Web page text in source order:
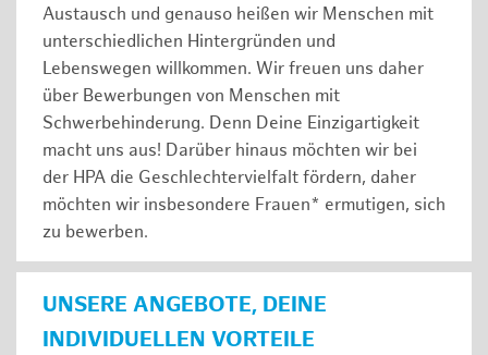
Austausch und genauso heißen wir Menschen mit
unterschiedlichen Hintergründen und
Lebenswegen willkommen. Wir freuen uns daher
über Bewerbungen von Menschen mit
Schwerbehinderung. Denn Deine Einzigartigkeit
macht uns aus! Darüber hinaus möchten wir bei
der HPA die Geschlechtervielfalt fördern, daher
möchten wir insbesondere Frauen* ermutigen, sich
zu bewerben.
UNSERE ANGEBOTE, DEINE
INDIVIDUELLEN VORTEILE